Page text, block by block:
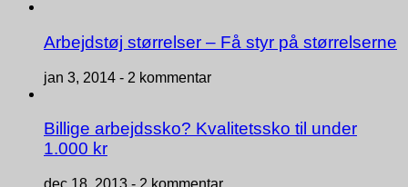
Arbejdstøj størrelser – Få styr på størrelserne
jan 3, 2014 - 2 kommentar
Billige arbejdssko? Kvalitetssko til under
1.000 kr
dec 18, 2013 - 2 kommentar